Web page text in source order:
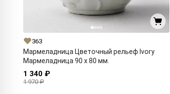
363
Мармеладница Цветочный рельеф Ivory
Мармеладница 90 x 80 мм.
1 340 ₽
1 970 ₽